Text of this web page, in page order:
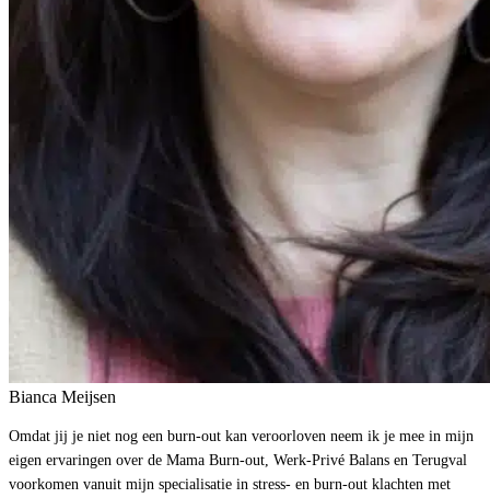
Bianca Meijsen
Omdat jij je niet nog een burn-out kan veroorloven neem ik je mee in mijn
eigen ervaringen over de Mama Burn-out, Werk-Privé Balans en Terugval
voorkomen vanuit mijn specialisatie in stress- en burn-out klachten met